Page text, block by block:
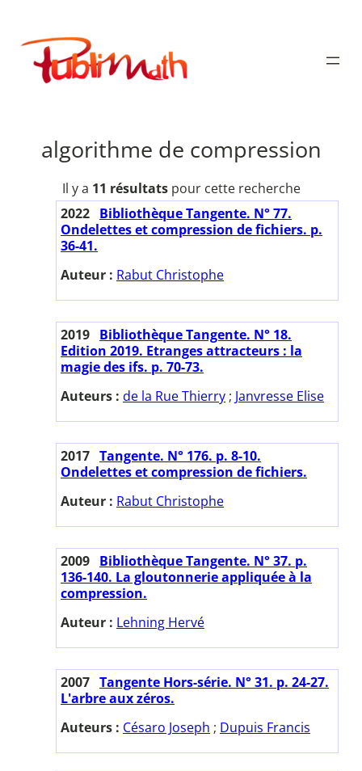
contenu
Publimath
algorithme de compression
Il y a 11 résultatspour cette recherche
2022 Bibliothèque Tangente. N° 77.
Ondelettes et compression de fichiers. p.
36-41.
Auteur : Rabut Christophe
2019 Bibliothèque Tangente. N° 18.
Edition 2019. Etranges attracteurs : la
magie des ifs. p. 70-73.
Auteurs : de la Rue Thierry ; Janvresse Elise
2017 Tangente. N° 176. p. 8-10.
Ondelettes et compression de fichiers.
Auteur : Rabut Christophe
2009 Bibliothèque Tangente. N° 37. p.
136-140. La gloutonnerie appliquée à la
compression.
Auteur : Lehning Hervé
2007 Tangente Hors-série. N° 31. p. 24-27.
L'arbre aux zéros.
Auteurs : Césaro Joseph ; Dupuis Francis